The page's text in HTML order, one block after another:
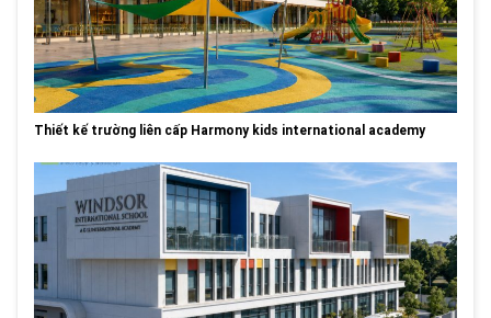
Thiết kế trường liên cấp Harmony kids international academy